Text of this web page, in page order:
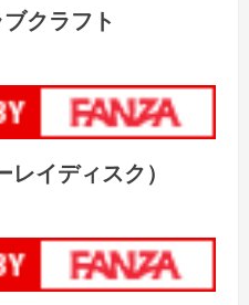
クラフト
イディスク）